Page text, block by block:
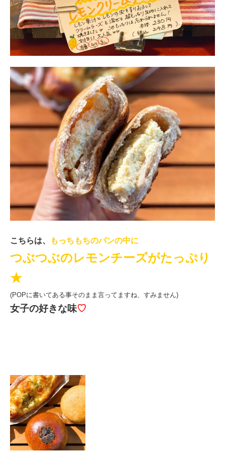
こちらは、 もっちもちのパンの中に
つぶつぶのレモンチーズがたっぷり
★
(POPに書いてある事そのまま言ってますね、すみません)
女子の好きな味♡